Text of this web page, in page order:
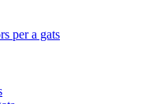
per a gats